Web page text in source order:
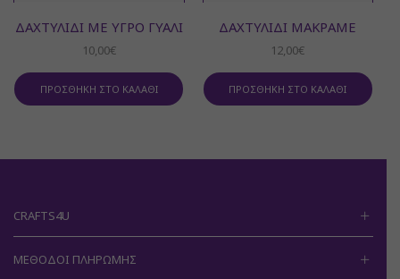
ΔΑΧΤΥΛΊΔΙ ΜΕ ΥΓΡΌ ΓΥΑΛΊ
10,00€
ΠΡΟΣΘΉΚΗ ΣΤΟ ΚΑΛΆΘΙ
ΔΑΧΤΥΛΊΔΙ ΜΑΚΡΑΜΈ
12,00€
ΠΡΟΣΘΉΚΗ ΣΤΟ ΚΑΛΆΘΙ
CRAFTS4U
ΜΈΘΟΔΟΙ ΠΛΗΡΩΜΉΣ